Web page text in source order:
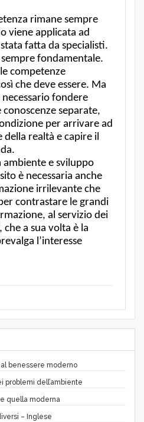
rimane sempre
viene applicata ad
fatta da specialisti.
fondamentale.
competenze
che deve essere. Ma
fondere
separate,
per arrivare ad
della realtà e capire il
ambiente e sviluppo
è necessaria anche
irrilevante che
contrastare le grandi
al servizio dei
a sua volta è la
l’interesse
benessere moderno
problemi dell’ambiente
quella moderna
– Inglese